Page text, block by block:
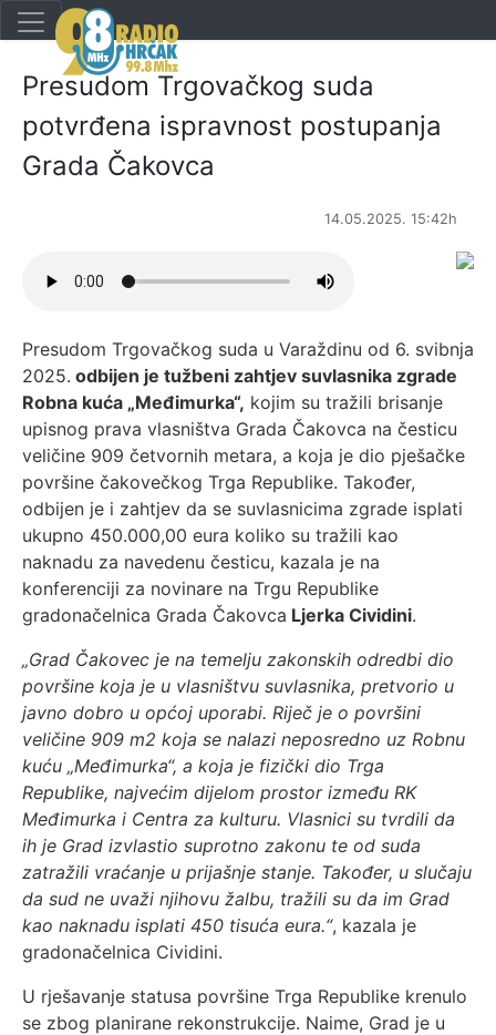
Presudom Trgovačkog suda
potvrđena ispravnost postupanja
Grada Čakovca
14.05.2025. 15:42h
Presudom Trgovačkog suda u Varaždinu od 6. svibnja
2025. odbijen je tužbeni zahtjev suvlasnika zgrade
Robna kuća „Međimurka“, kojim su tražili brisanje
upisnog prava vlasništva Grada Čakovca na česticu
veličine 909 četvornih metara, a koja je dio pješačke
površine čakovečkog Trga Republike. Također,
odbijen je i zahtjev da se suvlasnicima zgrade isplati
ukupno 450.000,00 eura koliko su tražili kao
naknadu za navedenu česticu, kazala je na
konferenciji za novinare na Trgu Republike
gradonačelnica Grada Čakovca Ljerka Cividini.
„Grad Čakovec je na temelju zakonskih odredbi dio
površine koja je u vlasništvu suvlasnika, pretvorio u
javno dobro u općoj uporabi. Riječ je o površini
veličine 909 m2 koja se nalazi neposredno uz Robnu
kuću „Međimurka“, a koja je fizički dio Trga
Republike, najvećim dijelom prostor između RK
Međimurka i Centra za kulturu. Vlasnici su tvrdili da
ih je Grad izvlastio suprotno zakonu te od suda
zatražili vraćanje u prijašnje stanje. Također, u slučaju
da sud ne uvaži njihovu žalbu, tražili su da im Grad
kao naknadu isplati 450 tisuća eura.“, kazala je
gradonačelnica Cividini.
U rješavanje statusa površine Trga Republike krenulo
se zbog planirane rekonstrukcije. Naime, Grad je u